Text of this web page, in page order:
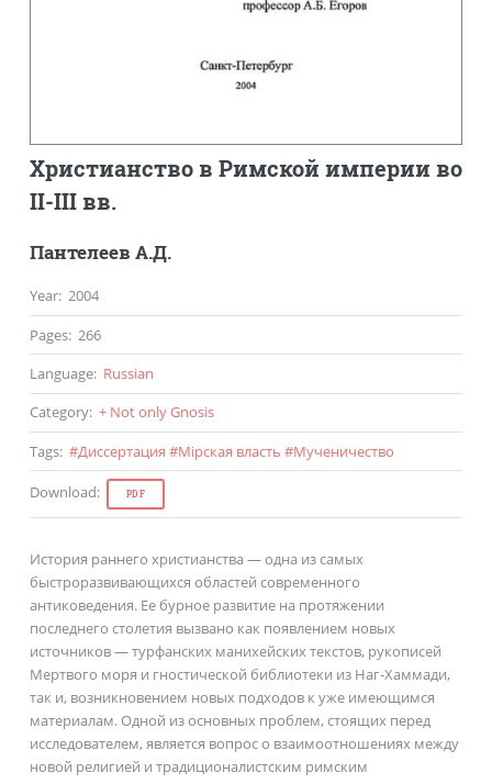
Христианство в Римской империи во
II-III вв.
Пантелеев А.Д.
Year: 2004
Pages: 266
Language: Russian
Category: + Not only Gnosis
Tags: #Диссертация #Мiрская власть #Мученичество
Download: PDF
История раннего христианства — одна из самых
быстроразвивающихся областей современного
антиковедения. Ее бурное развитие на протяжении
последнего столетия вызвано как появлением новых
источников — турфанских манихейских текстов, рукописей
Мертвого моря и гностической библиотеки из Наг-Хаммади,
так и, возникновением новых подходов к уже имеющимся
материалам. Одной из основных проблем, стоящих перед
исследователем, является вопрос о взаимоотношениях между
новой религией и традиционалистским римским